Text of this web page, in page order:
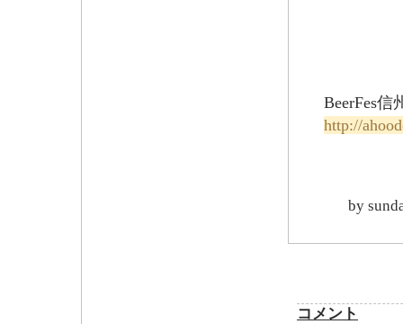
BeerFes信
http://
by
コメント